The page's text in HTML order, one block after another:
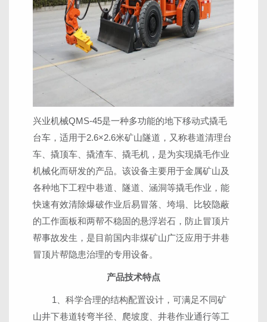
兴业机械QMS-45是一种多功能的地下移动式撬毛
台车，适用于2.6×2.6米矿山隧道，又称巷道清理台
车、撬顶车、撬渣车、撬毛机，是为实现撬毛作业
机械化而研发的产品。该设备主要用于金属矿山及
各种地下工程中巷道、隧道、涵洞等撬毛作业，能
快速有效清除爆破作业后易冒落、垮塌、比较隐蔽
的工作面板和两帮不稳固的悬浮岩石，防止冒顶片
帮事故发生，是目前国内非煤矿山广泛应用于井巷
冒顶片帮隐患治理的专用设备。
产品技术特点
1、科学合理的结构配置设计，可满足不同矿
山井下巷道转弯半径、爬坡度、井巷作业通行等工